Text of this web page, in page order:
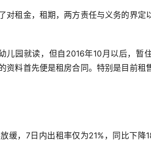
对租金，租期，两方责任与义务的界定
儿园就读，但自2016年10月以后，暂
料首先便是租房合同。特别是目前租
缓，7日内出租率仅为21%，同比下降